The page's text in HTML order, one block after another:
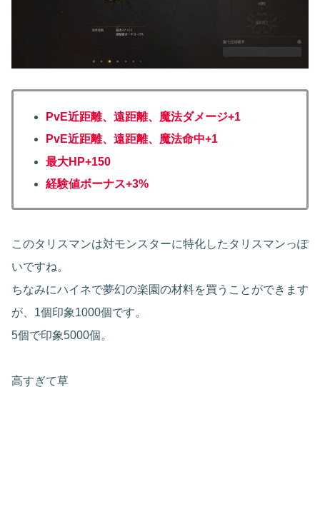
PvE近距離、遠距離、魔法ダメージ+1
PvE近距離、遠距離、魔法命中+1
最大HP+150
経験値ボーナス+3%
このタリスマンは対モンスターに特化したタリスマンっぽ
いですね。
ちなみにハイネで夢幻の楽園の材料を買うことができます
が、1個印象1000個です。
5個で印象5000個。
高すぎて草